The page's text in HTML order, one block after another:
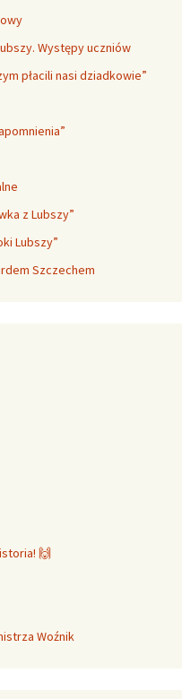
Występy uczniów
płacili nasi dziadkowie”
z Lubszy”
Lubszy”
Szczechem
🙌
Woźnik